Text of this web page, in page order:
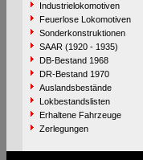
Industrielokomotiven
Feuerlose Lokomotiven
Sonderkonstruktionen
SAAR (1920 - 1935)
DB-Bestand 1968
DR-Bestand 1970
Auslandsbestände
Lokbestandslisten
Erhaltene Fahrzeuge
Zerlegungen